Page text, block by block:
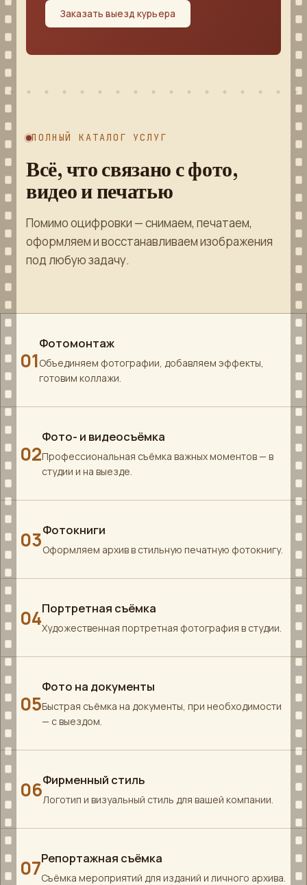
Заказать выезд курьера
ПОЛНЫЙ КАТАЛОГ УСЛУГ
Всё, что связано с фото,
видео и печатью
Помимо оцифровки — снимаем, печатаем,
оформляем и восстанавливаем изображения
под любую задачу.
01
Фотомонтаж
Объединяем фотографии, добавляем эффекты,
готовим коллажи.
02
Фото- и видеосъёмка
Профессиональная съёмка важных моментов — в
студии и на выезде.
03Фотокниги
Оформляем архив в стильную печатную фотокнигу.
04Портретная съёмка
Художественная портретная фотография в студии.
05
Фото на документы
Быстрая съёмка на документы, при необходимости
— с выездом.
06Фирменный стиль
Логотип и визуальный стиль для вашей компании.
07Репортажная съёмка
Съёмка мероприятий для изданий и личного архива.